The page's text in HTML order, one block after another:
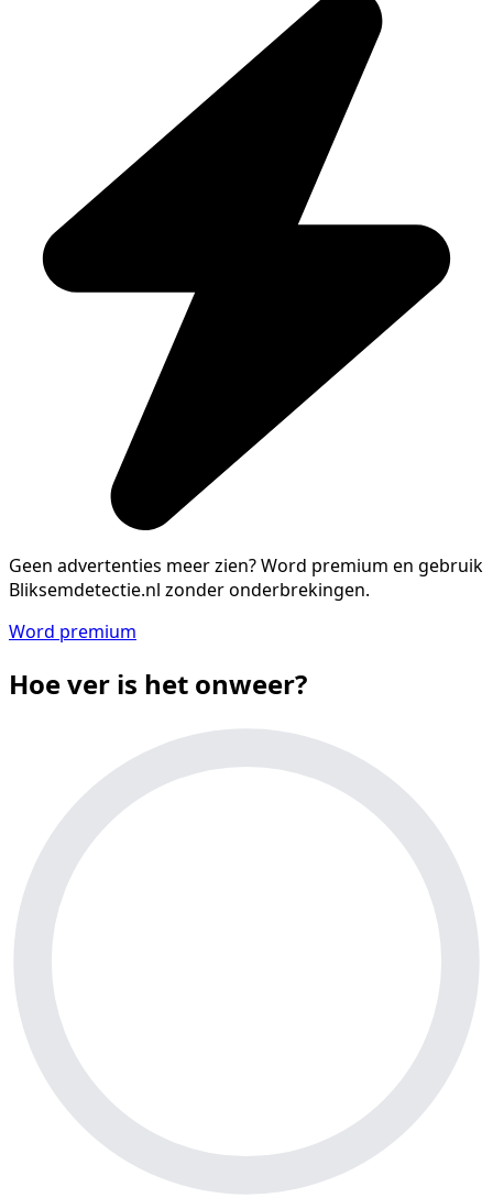
Geen advertenties meer zien?Word premium en gebruik
Bliksemdetectie.nl zonder onderbrekingen.
Word premium
Hoe ver is het onweer?